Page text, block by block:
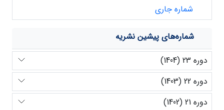
شماره جاری
شماره‌های پیشین نشریه
دوره 23 (1404)
دوره 22 (1403)
دوره 21 (1402)